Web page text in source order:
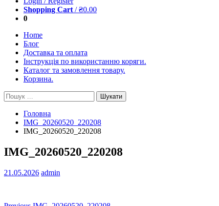
Shopping Cart /₴0.00
0
Home
Блог
Доставка та оплата
Інструкція по використанню коряги.
Каталог та замовлення товару.
Корзина.
Пошук:
Головна
IMG_20260520_220208
IMG_20260520_220208
IMG_20260520_220208
21.05.2026 admin